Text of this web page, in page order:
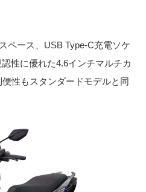
ペース、USB Type-C充電ソケ
性に優れた4.6インチマルチカ
性もスタンダードモデルと同